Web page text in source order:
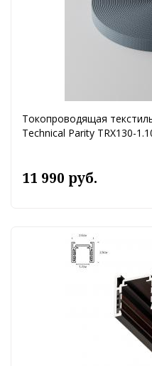
Токопроводящая
Technical Parity TRX130-
11 990 руб.